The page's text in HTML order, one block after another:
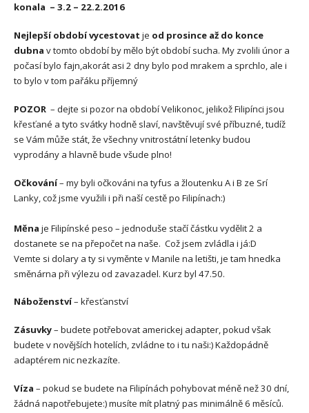
konala – 3.2 – 22.2.2016
Nejlepší období vycestovat je od prosince až do konce
dubna v tomto období by mělo být období sucha. My zvolili únor a
počasí bylo fajn,akorát asi 2 dny bylo pod mrakem a sprchlo, ale i
to bylo v tom pařáku příjemný
POZOR – dejte si pozor na období Velikonoc, jelikož Filipínci jsou
křesťané a tyto svátky hodně slaví, navštěvují své příbuzné, tudíž
se Vám může stát, že všechny vnitrostátní letenky budou
vyprodány a hlavně bude všude plno!
Očkování– my byli očkováni na tyfus a žloutenku A i B ze Srí
Lanky, což jsme využili i při naší cestě po Filipínach:)
Měna je Filipínské peso – jednoduše stačí částku vydělit 2 a
dostanete se na přepočet na naše. Což jsem zvládla i já:D
Vemte si dolary a ty si vyměnte v Manile na letišti, je tam hnedka
směnárna při výlezu od zavazadel. Kurz byl 47.50.
Náboženství– křesťanství
Zásuvky– budete potřebovat americkej adapter, pokud však
budete v novějších hotelích, zvládne to i tu naši:) Každopádně
adaptérem nic nezkazíte.
Víza – pokud se budete na Filipínách pohybovat méně než 30 dní,
žádná napotřebujete:) musíte mít platný pas minimálně 6 měsíců.